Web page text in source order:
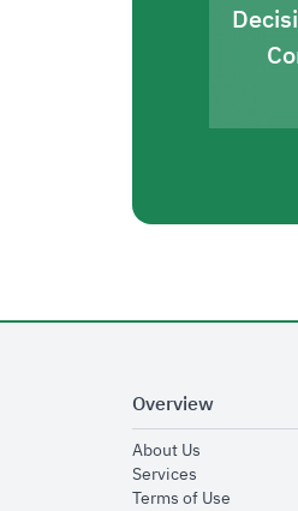
Overview
About Usopens in
Servicesopens in new
Terms of Useopens in